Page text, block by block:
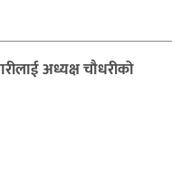
अध्यक्ष चौधरीको